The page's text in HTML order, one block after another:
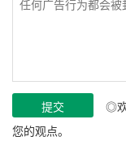
◎
您的观点。